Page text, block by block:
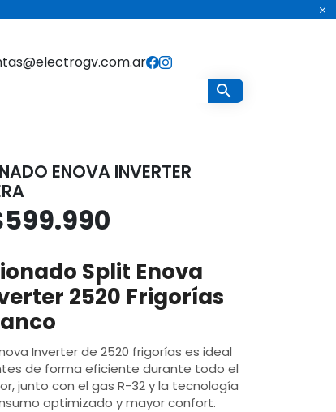
ENOVA INVERTER
599.990El
precio
actual
$599.990.
Split Enova
2520 Frigorías
Inverter de 2520 frigorías es ideal
de forma eficiente durante todo el
junto con el gas R-32 y la tecnología
optimizado y mayor confort.